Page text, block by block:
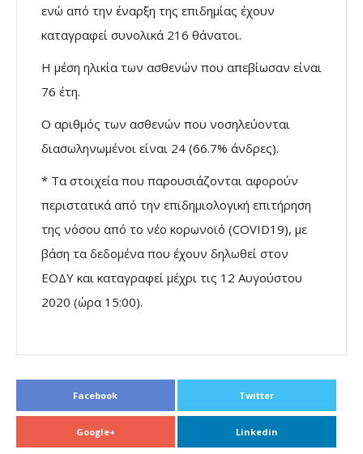
ενώ από την έναρξη της επιδημίας έχουν
καταγραφεί συνολικά 216 θάνατοι.
Η μέση ηλικία των ασθενών που απεβίωσαν είναι
76 έτη.
Ο αριθμός των ασθενών που νοσηλεύονται
διασωληνωμένοι είναι 24 (66.7% άνδρες).
* Τα στοιχεία που παρουσιάζονται αφορούν
περιστατικά από την επιδημιολογική επιτήρηση
της νόσου από το νέο κορωνοϊό (COVID19), με
βάση τα δεδομένα που έχουν δηλωθεί στον
ΕΟΔΥ και καταγραφεί μέχρι τις 12 Αυγούστου
2020 (ώρα 15:00).
Facebook Twitter
Google+ Linkedin